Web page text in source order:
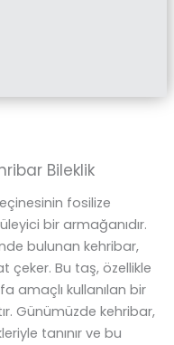
Bileklik
fosilize
bir armağanıdır.
bulunan kehribar,
çeker. Bu taş, özellikle
amaçlı kullanılan bir
Günümüzde kehribar,
tanınır ve bu